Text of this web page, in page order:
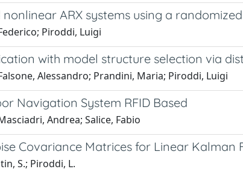
ARX systems using a
Piroddi, Luigi
with model structure selection via
Alessandro; Prandini, Maria; Piroddi, Luigi
Navigation System RFID Based
Andrea; Salice, Fabio
Covariance Matrices for Linear Kalman
S.; Piroddi, L.